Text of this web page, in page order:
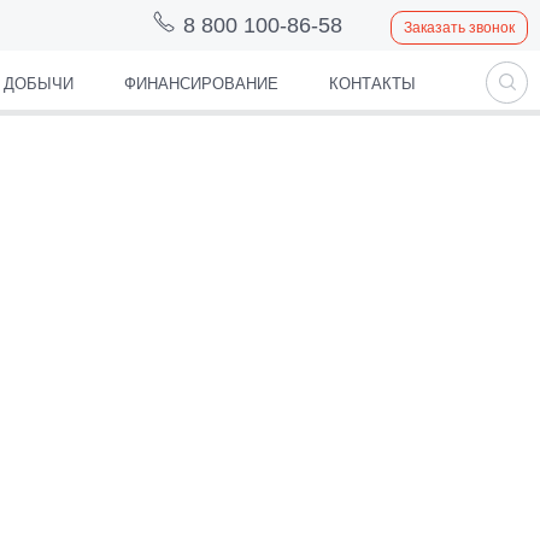
8 800 100-86-58 Заказать звонок
ДОБЫЧИ ФИНАНСИРОВАНИЕ КОНТАКТЫ